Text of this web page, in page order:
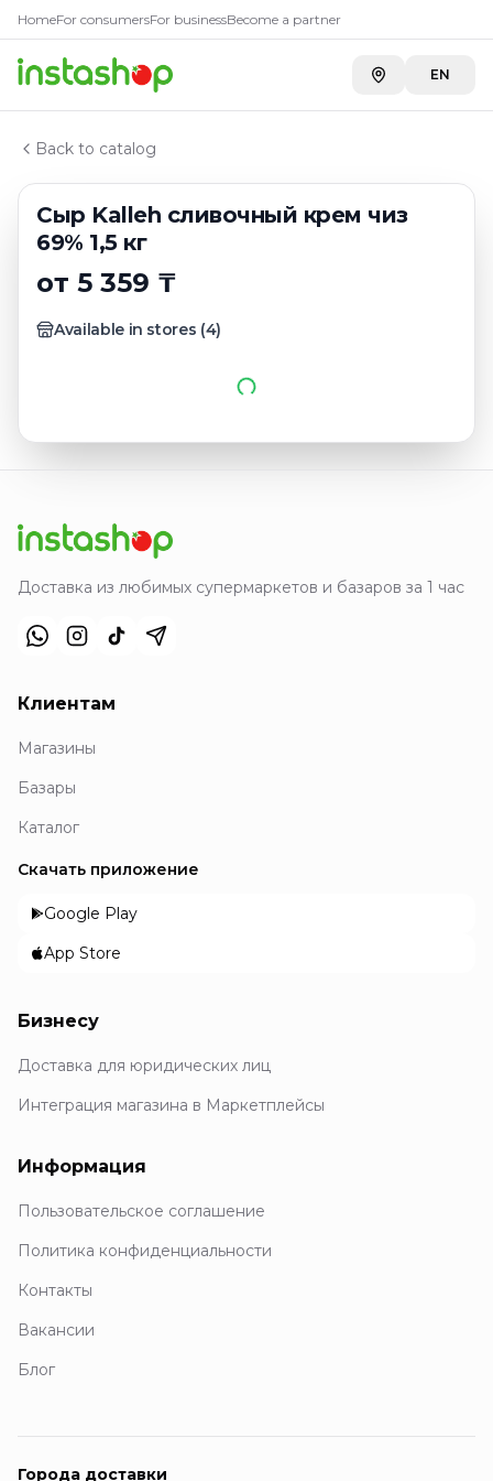
HomeFor consumersFor businessBecome a partner
EN
Back to catalog
Сыр Kalleh сливочный крем чиз
69% 1,5 кг
от 5 359 ₸
Available in stores (4)
Главная
Каталог
Мягкие сыры
Сыр Kalleh сливочный крем чиз 69% 1,5 кг
КупитьСыр Kalleh
Доставка из любимых супермаркетов и базаров за 1 час
Клиентам
Магазины
Базары
Каталог
Скачать приложение
Google Play
App Store
Бизнесу
Доставка для юридических лиц
Интеграция магазина в Маркетплейсы
Информация
Пользовательское соглашение
Политика конфиденциальности
Контакты
Вакансии
Блог
Города доставки